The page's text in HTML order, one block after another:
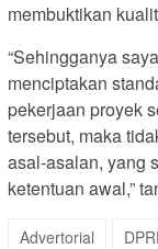
membuktikan
“Sehingganya
menciptakan
pekerjaan proyek
tersebut, maka
asal-asalan, yang
ketentuan awal,”
Advertorial